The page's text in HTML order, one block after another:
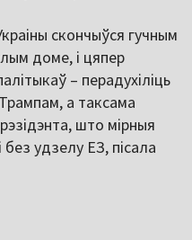
скончыўся гучным
доме, і цяпер
– перадухіліць
а таксама
што мірныя
удзелу ЕЗ, пісала